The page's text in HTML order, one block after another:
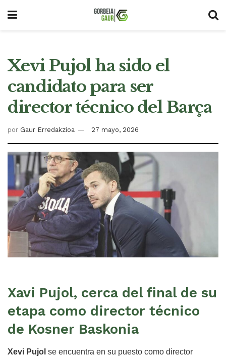
Xevi Pujol ha sido el
candidato para ser
director técnico del Barça
por Gaur Erredakzioa 27 mayo, 2026
Xavi Pujol, cerca del final de su
etapa como director técnico
de Kosner Baskonia
Xevi Pujol se encuentra en su puesto como director